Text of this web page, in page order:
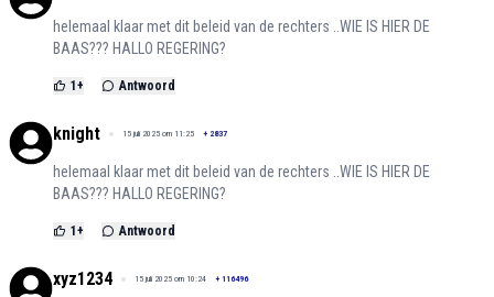
helemaal klaar met dit beleid van de rechters ..WIE IS HIER DE
BAAS??? HALLO REGERING?
1+ Antwoord
knight 15 juli 2025 om 11:25 + 2837
helemaal klaar met dit beleid van de rechters ..WIE IS HIER DE
BAAS??? HALLO REGERING?
1+ Antwoord
xyz1234 15 juli 2025 om 10:24 + 116496